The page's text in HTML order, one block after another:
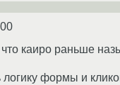
каиро раньше
логику формы и